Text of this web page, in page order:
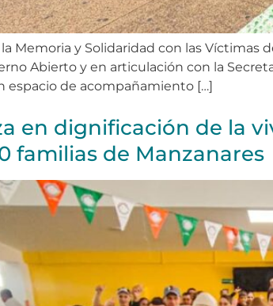
Memoria y Solidaridad con las Víctimas
Abierto y en articulación con la
espacio de acompañamiento […]
en dignificación de la
familias de Manzanares